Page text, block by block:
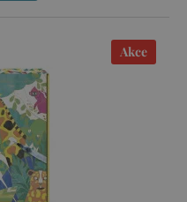
Akce
.vimeo.com